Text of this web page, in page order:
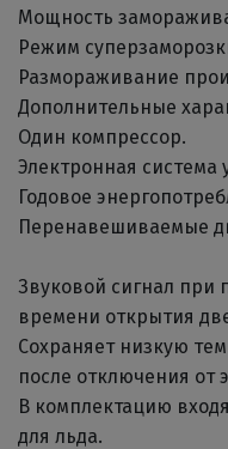
Мощность
Режим
Размораживание
Дополнительные
Один компрессор.
Электронная система
Годовое
Перенавешиваемые
Звуковой сигнал при
времени открытия
Сохраняет низкую
после отключения от
В комплектацию
для льда.